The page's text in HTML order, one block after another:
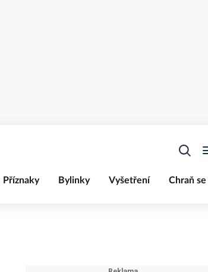
Příznaky Bylinky Vyšetření Chraň se